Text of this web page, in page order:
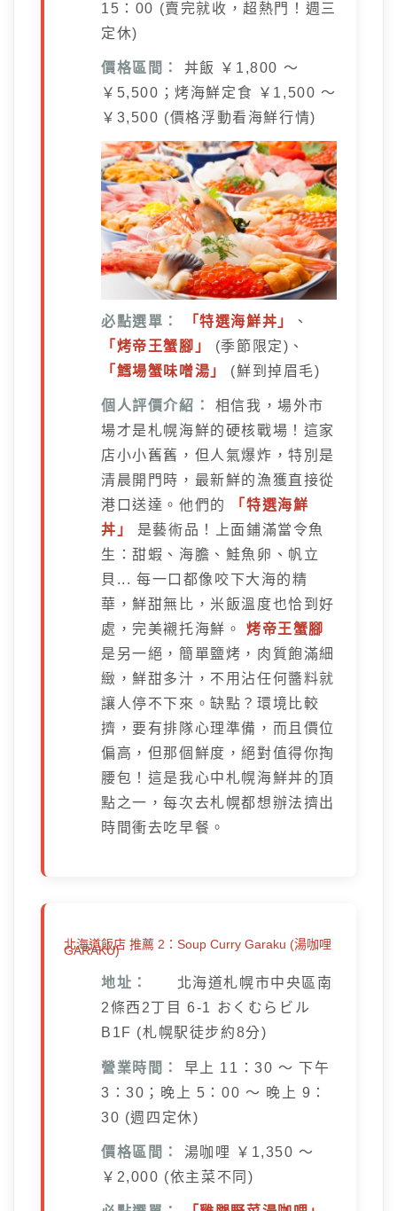
15：00 (賣完就收，超熱門！週三
定休)
價格區間：
丼飯 ￥1,800 ～
￥5,500；烤海鮮定食 ￥1,500 ～
￥3,500 (價格浮動看海鮮行情)
必點選單： 「特選海鮮丼」
、
「烤帝王蟹腳」
(季節限定)、
「鱈場蟹味噌湯」
(鮮到掉眉毛)
個人評價介紹：
相信我，場外市
場才是札幌海鮮的硬核戰場！這家
店小小舊舊，但人氣爆炸，特別是
清晨開門時，最新鮮的漁獲直接從
港口送達。他們的
「特選海鮮
丼」
是藝術品！上面鋪滿當令魚
生：甜蝦、海膽、鮭魚卵、帆立
貝... 每一口都像咬下大海的精
華，鮮甜無比，米飯溫度也恰到好
處，完美襯托海鮮。烤帝王蟹腳
是另一絕，簡單鹽烤，肉質飽滿細
緻，鮮甜多汁，不用沾任何醬料就
讓人停不下來。缺點？環境比較
擠，要有排隊心理準備，而且價位
偏高，但那個鮮度，絕對值得你掏
腰包！這是我心中札幌海鮮丼的頂
點之一，每次去札幌都想辦法擠出
時間衝去吃早餐。
北海道飯店 推薦 2：Soup Curry Garaku (湯咖哩
GARAKU)
地址：
北海道札幌市中央區南
2條西2丁目 6-1 おくむらビル
B1F (札幌駅徒步約8分)
營業時間：
早上 11：30 ～ 下午
3：30；晚上 5：00 ～ 晚上 9：
30 (週四定休)
價格區間：
湯咖哩 ￥1,350 ～
￥2,000 (依主菜不同)